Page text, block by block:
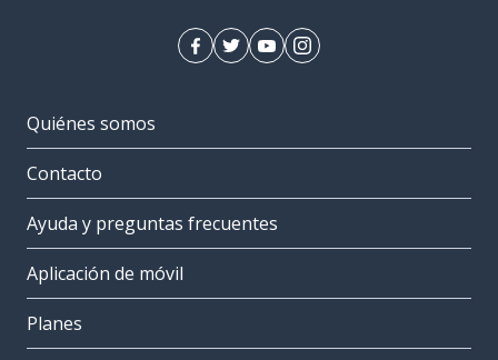
Quiénes somos
Contacto
Ayuda y preguntas frecuentes
Aplicación de móvil
Planes